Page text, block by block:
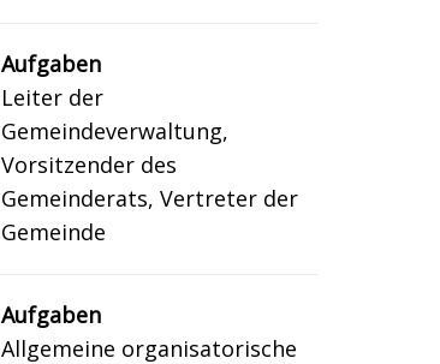
Aufgaben
Leiter der
Gemeindeverwaltung,
Vorsitzender des
Gemeinderats, Vertreter der
Gemeinde
Aufgaben
Allgemeine organisatorische